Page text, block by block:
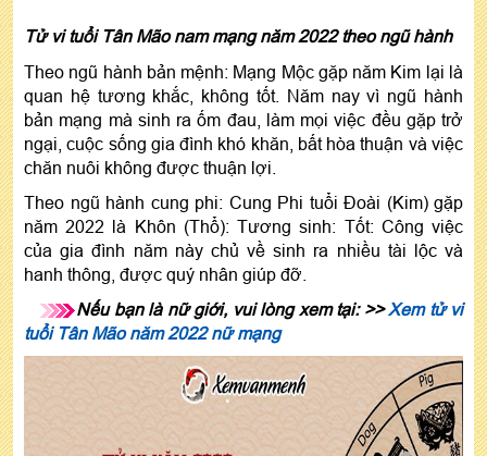
Tử vi tuổi Tân Mão nam mạng năm 2022 theo ngũ hành
Theo ngũ hành bản mệnh: Mạng Mộc gặp năm Kim lại là
quan hệ tương khắc, không tốt. Năm nay vì ngũ hành
bản mạng mà sinh ra ốm đau, làm mọi việc đều gặp trở
ngại, cuộc sống gia đình khó khăn, bất hòa thuận và việc
chăn nuôi không được thuận lợi.
Theo ngũ hành cung phi: Cung Phi tuổi Đoài (Kim) gặp
năm 2022 là Khôn (Thổ): Tương sinh: Tốt: Công việc
của gia đình năm này chủ về sinh ra nhiều tài lộc và
hanh thông, được quý nhân giúp đỡ.
Nếu bạn là nữ giới, vui lòng xem tại: >>Xem tử vi
tuổi Tân Mão năm 2022 nữ mạng